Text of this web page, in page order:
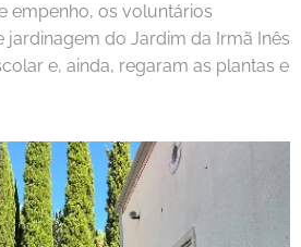
empenho, os voluntários
jardinagem do Jardim da Irmã Inês
e, ainda, regaram as plantas e